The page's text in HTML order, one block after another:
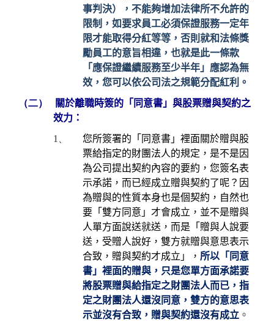
事判決），不能夠增加法律所不允許的
限制，如要求員工必須保證服務一定年
限才能取得分紅等等，否則就和法條獎
勵員工的意旨相違，也就是此一條款
「應保證繼續服務至少半年」應認為無
效，您可以依公司法之規範分配紅利。
（二）
關於離職時簽的「同意書」與股票贈與契約之
效力：
1、
您所簽署的「同意書」裡面關於贈與股
票給指定的財團法人的規定，是不是因
為公司提出契約內容的要約，您簽名表
示承諾，而已經成立贈與契約了呢？因
為贈與的性質本身也是個契約，自然也
要「雙方同意」才會成立，並不是贈與
人單方面說送就送，而是「贈與人說要
送，受贈人說好，雙方就贈與意思表示
合致，贈與契約才成立」， 所以「同意
書」裡面的贈與，只是您單方面承諾要
將股票贈與給指定之財團法人而已，指
定之財團法人還沒同意，雙方的意思表
示並沒有合致，贈與契約還沒有成立 。